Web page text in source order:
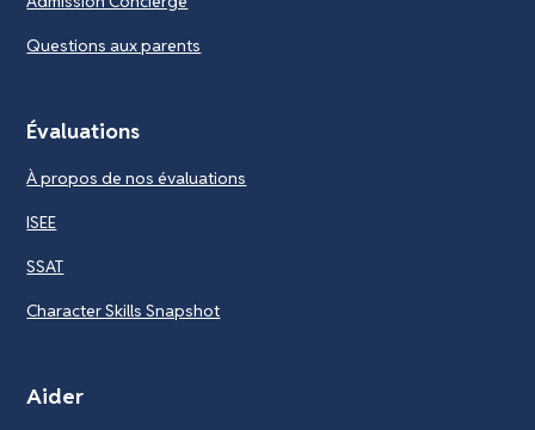
Questions aux parents
Évaluations
À propos de nos évaluations
ISEE
SSAT
Character Skills Snapshot
Aider